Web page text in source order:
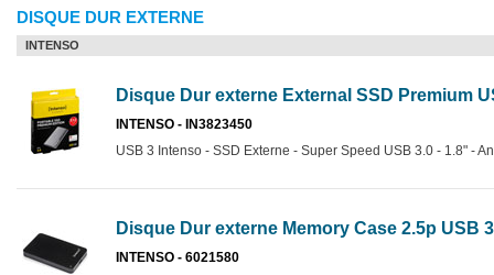
DISQUE DUR EXTERNE
INTENSO
Disque Dur externe External SSD Premium
INTENSO - IN3823450
USB 3 Intenso - SSD Externe - Super Speed USB 3.0 - 1.8" -
Disque Dur externe Memory Case 2.5p USB
INTENSO - 6021580